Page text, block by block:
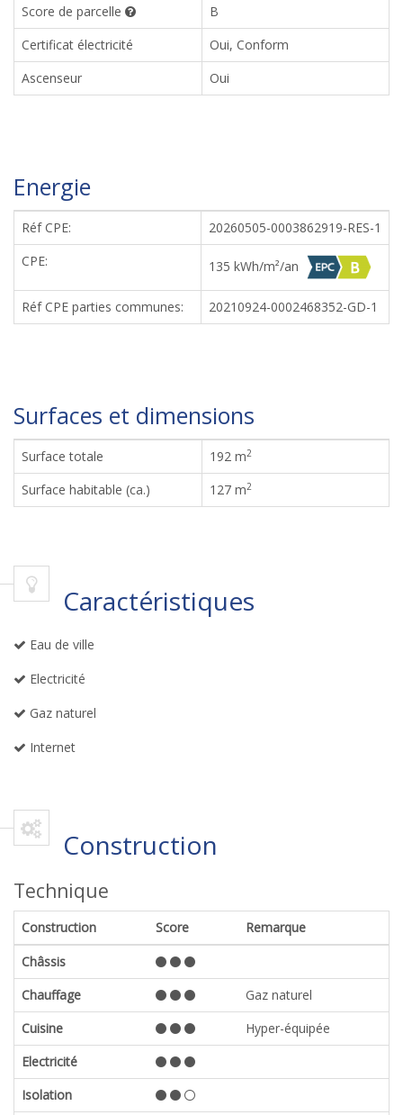
Score de parcelle
B
Certificat électricité
Oui, Conform
Ascenseur
Oui
Energie
Réf CPE:
20260505-0003862919-RES-1
CPE:
135 kWh/m²/an
Réf CPE parties communes: 20210924-0002468352-GD-1
Surfaces et dimensions
Surface totale 192 m2
Surface habitable (ca.) 127 m2
Caractéristiques
Eau de ville
Electricité
Gaz naturel
Internet
Construction
Technique
Construction Score
Remarque
Châssis
Chauffage
Gaz naturel
Cuisine
Hyper-équipée
Electricité
Isolation